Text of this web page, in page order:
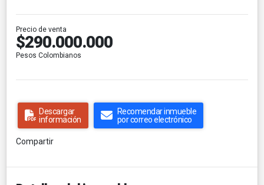
Precio de venta
$290.000.000
Pesos Colombianos
Descargar
información
Recomendar inmueble
por correo electrónico
Compartir